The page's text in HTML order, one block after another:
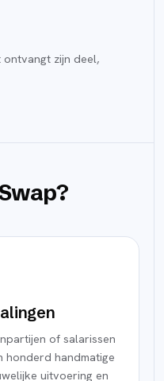
zijn deel,
of salarissen
honderd handmatige
uitvoering en